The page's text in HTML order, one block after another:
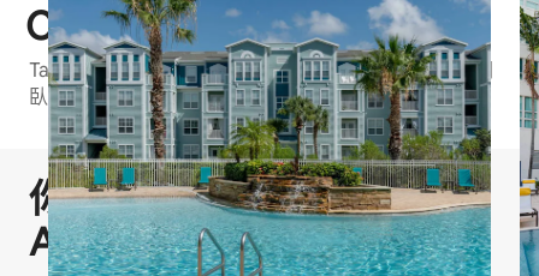
Cortland Riverview
Tampa Bay⁠的 Airbnb 友⁠善公⁠寓大⁠樓⁠，可⁠選房⁠型包⁠括1 間
臥室、2 間臥室和3 間臥室
顯示 0 項，共 0 項
1 / 34
你有機會賺取$0 TWD在
Airbnb 出租